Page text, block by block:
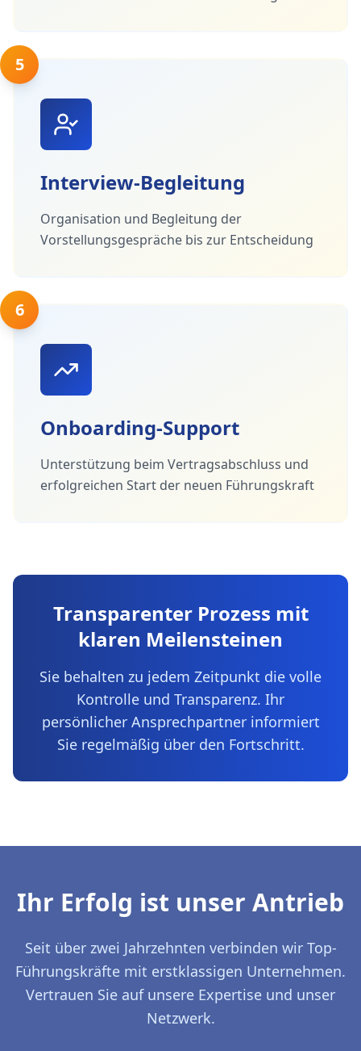
5
Interview-Begleitung
Organisation und Begleitung der
Vorstellungsgespräche bis zur Entscheidung
6
Onboarding-Support
Unterstützung beim Vertragsabschluss und
erfolgreichen Start der neuen Führungskraft
Transparenter Prozess mit
klaren Meilensteinen
Sie behalten zu jedem Zeitpunkt die volle
Kontrolle und Transparenz. Ihr
persönlicher Ansprechpartner informiert
Sie regelmäßig über den Fortschritt.
Ihr Erfolg ist unser Antrieb
Seit über zwei Jahrzehnten verbinden wir Top-
Führungskräfte mit erstklassigen Unternehmen.
Vertrauen Sie auf unsere Expertise und unser
Netzwerk.